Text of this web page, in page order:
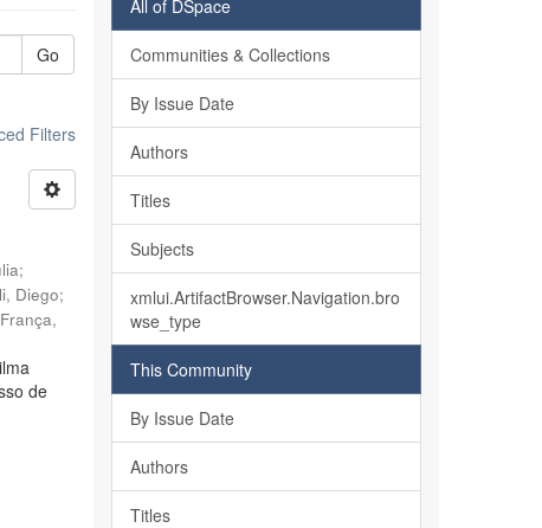
Go
Filters
;
Diego;
França,
de
All of DSpace
Communities & Collections
By Issue Date
Authors
Titles
Subjects
xmlui.ArtifactBrowser.Navigation.bro
wse_type
This Community
By Issue Date
Authors
Titles